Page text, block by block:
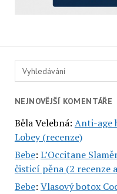
Hledat
NEJNOVĚJŠÍ KOMENTÁŘE
Běla Velebná: Anti-age
Lobey (recenze)
Bebe: L’Occitane
čisticí pěna (2 recenze
Bebe: Vlasový botox